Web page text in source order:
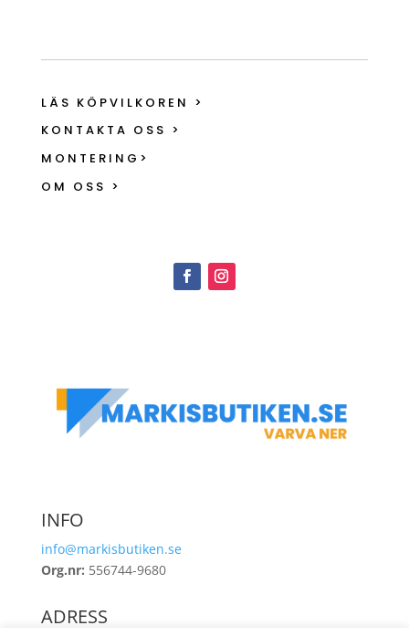
LÄS KÖPVILKOREN >
KONTAKTA OSS >
MONTERING>
OM OSS >
INFO
info@markisbutiken.se
Org.nr: 556744-9680
ADRESS